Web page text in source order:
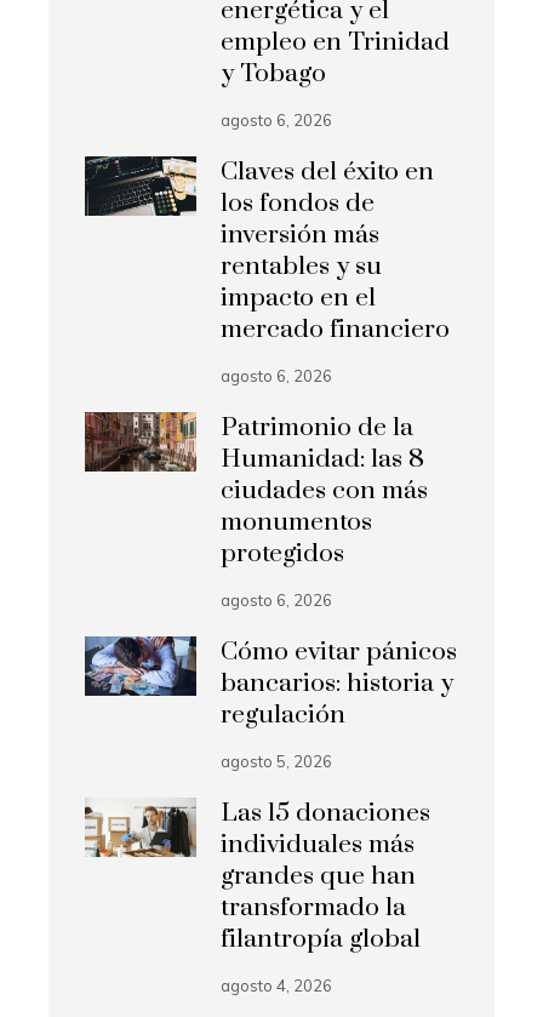
energética y el
empleo en Trinidad
y Tobago
agosto 6, 2026
Claves del éxito en
los fondos de
inversión más
rentables y su
impacto en el
mercado financiero
agosto 6, 2026
Patrimonio de la
Humanidad: las 8
ciudades con más
monumentos
protegidos
agosto 6, 2026
Cómo evitar pánicos
bancarios: historia y
regulación
agosto 5, 2026
Las 15 donaciones
individuales más
grandes que han
transformado la
filantropía global
agosto 4, 2026